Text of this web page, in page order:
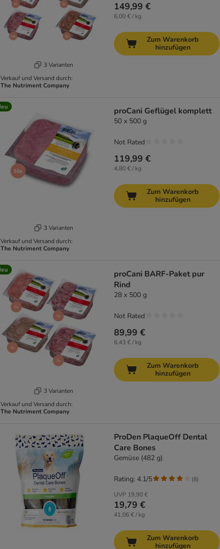
3 Varianten
Verkauf und Versand durch:
The Nutriment Company
149,99 €
6,00 € / kg
Zum Warenkorb
hinzufügen
3 Varianten
Verkauf und Versand durch:
The Nutriment Company
proCani Geflügel komplett
50 x 500 g
119,99 €
4,80 € / kg
Not Rated
Zum Warenkorb
hinzufügen
3 Varianten
Verkauf und Versand durch:
The Nutriment Company
proCani BARF-Paket pur
Rind
28 x 500 g
89,99 €
6,43 € / kg
Not Rated
Zum Warenkorb
hinzufügen
ProDen PlaqueOff Dental
Care Bones
Gemüse (482 g)
UVP 19,90 €
19,79 €
41,06 € / kg
Rating: 4.1/5 (8)
Zum Warenkorb
hinzufügen